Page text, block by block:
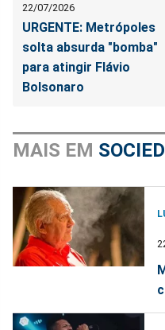
22/07/2026
URGENTE: Metrópoles
solta absurda "bomba"
para atingir Flávio
Bolsonaro
MAIS EM